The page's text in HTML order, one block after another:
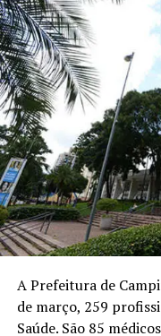
A Prefeitura de
de março, 259
Saúde. São 85